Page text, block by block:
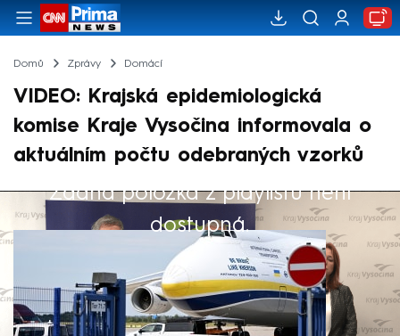
Domů Zprávy Domácí
VIDEO: Krajská epidemiologická
komise Kraje Vysočina informovala o
aktuálním počtu odebraných vzorků
Žádná položka z playlistu není
dostupná.
Výběr redakce